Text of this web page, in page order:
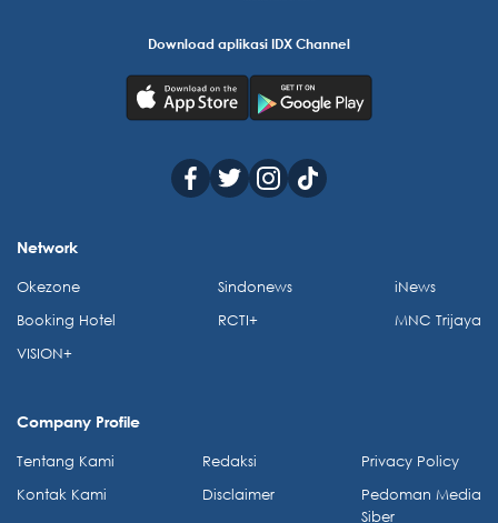
Download aplikasi IDX Channel
Network
Okezone
Booking Hotel
VISION+
Sindonews
RCTI+
iNews
MNC Trijaya
Company Profile
Tentang Kami
Kontak Kami
Redaksi
Disclaimer
Privacy Policy
Pedoman Media
Siber